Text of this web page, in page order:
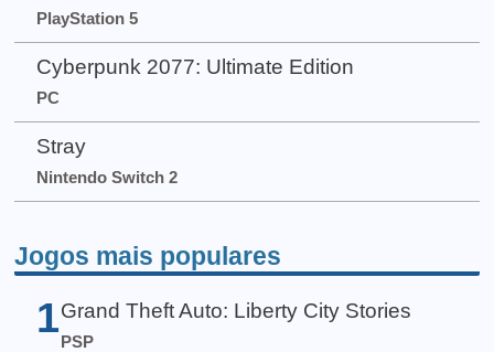
PlayStation 5
Cyberpunk 2077: Ultimate Edition
PC
Stray
Nintendo Switch 2
Jogos mais populares
1 Grand Theft Auto: Liberty City Stories
PSP